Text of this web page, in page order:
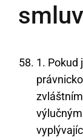
1. Pokud